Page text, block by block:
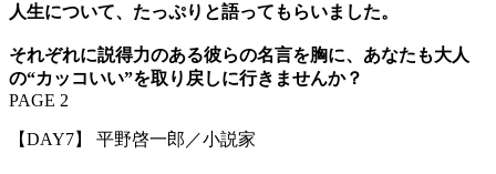
人生について、たっぷりと語ってもらいました。
それぞれに説得力のある彼らの名言を胸に、あなたも大人
の“カッコいい”を取り戻しに行きませんか？
PAGE 2
【DAY7】 平野啓一郎／小説家